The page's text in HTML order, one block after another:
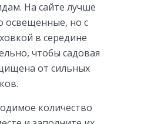
На сайте лучше
освещенные, но с
в ​​середине
чтобы садовая
от сильных
количество